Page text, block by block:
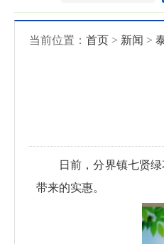
当前位置： 首页 > 新闻 >
日前，分界镇七贤
带来的实惠。